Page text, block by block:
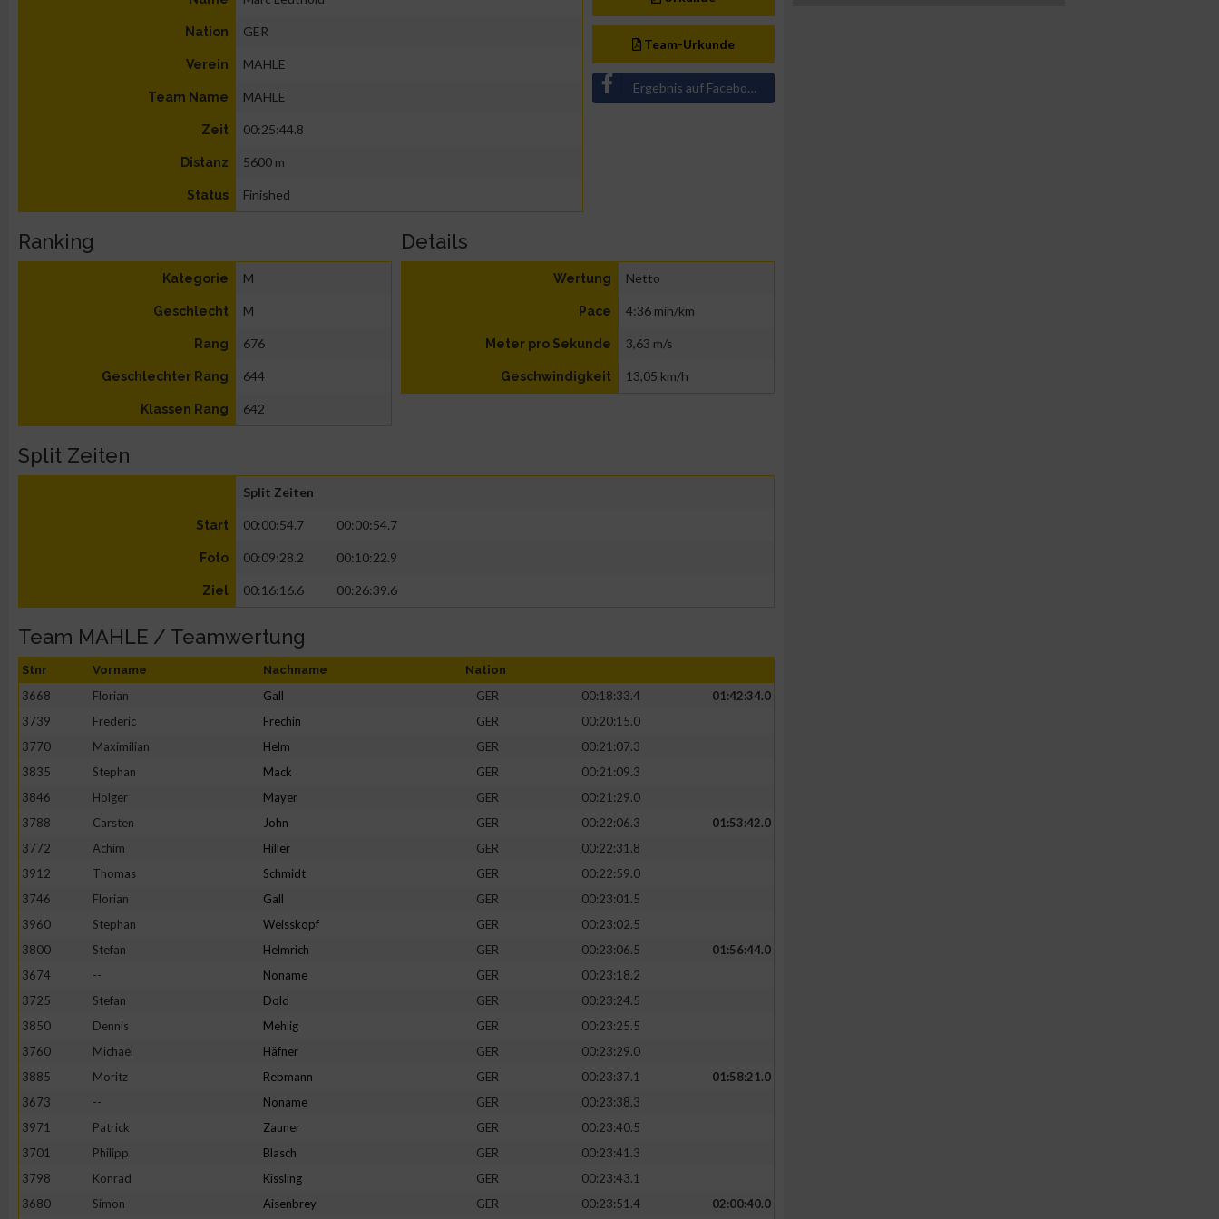
Nation GER
Verein MAHLE
Team Name MAHLE
Zeit 00:25:44.8
Distanz 5600 m
Status Finished
Team-Urkunde
Ergebnis auf Facebook teilen
Ranking
Kategorie M
Geschlecht M
Rang 676
Geschlechter Rang 644
Klassen Rang 642
Details
Wertung Netto
Pace 4:36 min/km
Meter pro Sekunde 3,63 m/s
Geschwindigkeit 13,05 km/h
Split Zeiten
Split Zeiten
Start 00:00:54.7 00:00:54.7
Foto 00:09:28.2 00:10:22.9
Ziel 00:16:16.6 00:26:39.6
Team MAHLE / Teamwertung
Stnr Vorname Nachname Nation
3668 Florian Gall GER 00:18:33.4
01:42:34.0
3739
Frederic Frechin GER
00:20:15.0
3770
Maximilian Helm GER
00:21:07.3
3835
Stephan Mack GER
00:21:09.3
3846
Holger Mayer GER
00:21:29.0
3788
Carsten John GER 00:22:06.3
01:53:42.0
3772
Achim Hiller GER
00:22:31.8
3912
Thomas Schmidt GER
00:22:59.0
3746
Florian Gall GER
00:23:01.5
3960
Stephan Weisskopf GER
00:23:02.5
3800
Stefan Helmrich GER 00:23:06.5
01:56:44.0
3674
-- Noname GER
00:23:18.2
3725
Stefan Dold GER
00:23:24.5
3850
Dennis Mehlig GER
00:23:25.5
3760
Michael Häfner GER
00:23:29.0
3885
Moritz Rebmann GER 00:23:37.1
01:58:21.0
3673
-- Noname GER
00:23:38.3
3971
Patrick Zauner GER
00:23:40.5
3701
Philipp Blasch GER
00:23:41.3
3798
Konrad Kissling GER
00:23:43.1
3680
Simon Aisenbrey GER 00:23:51.4
02:00:40.0